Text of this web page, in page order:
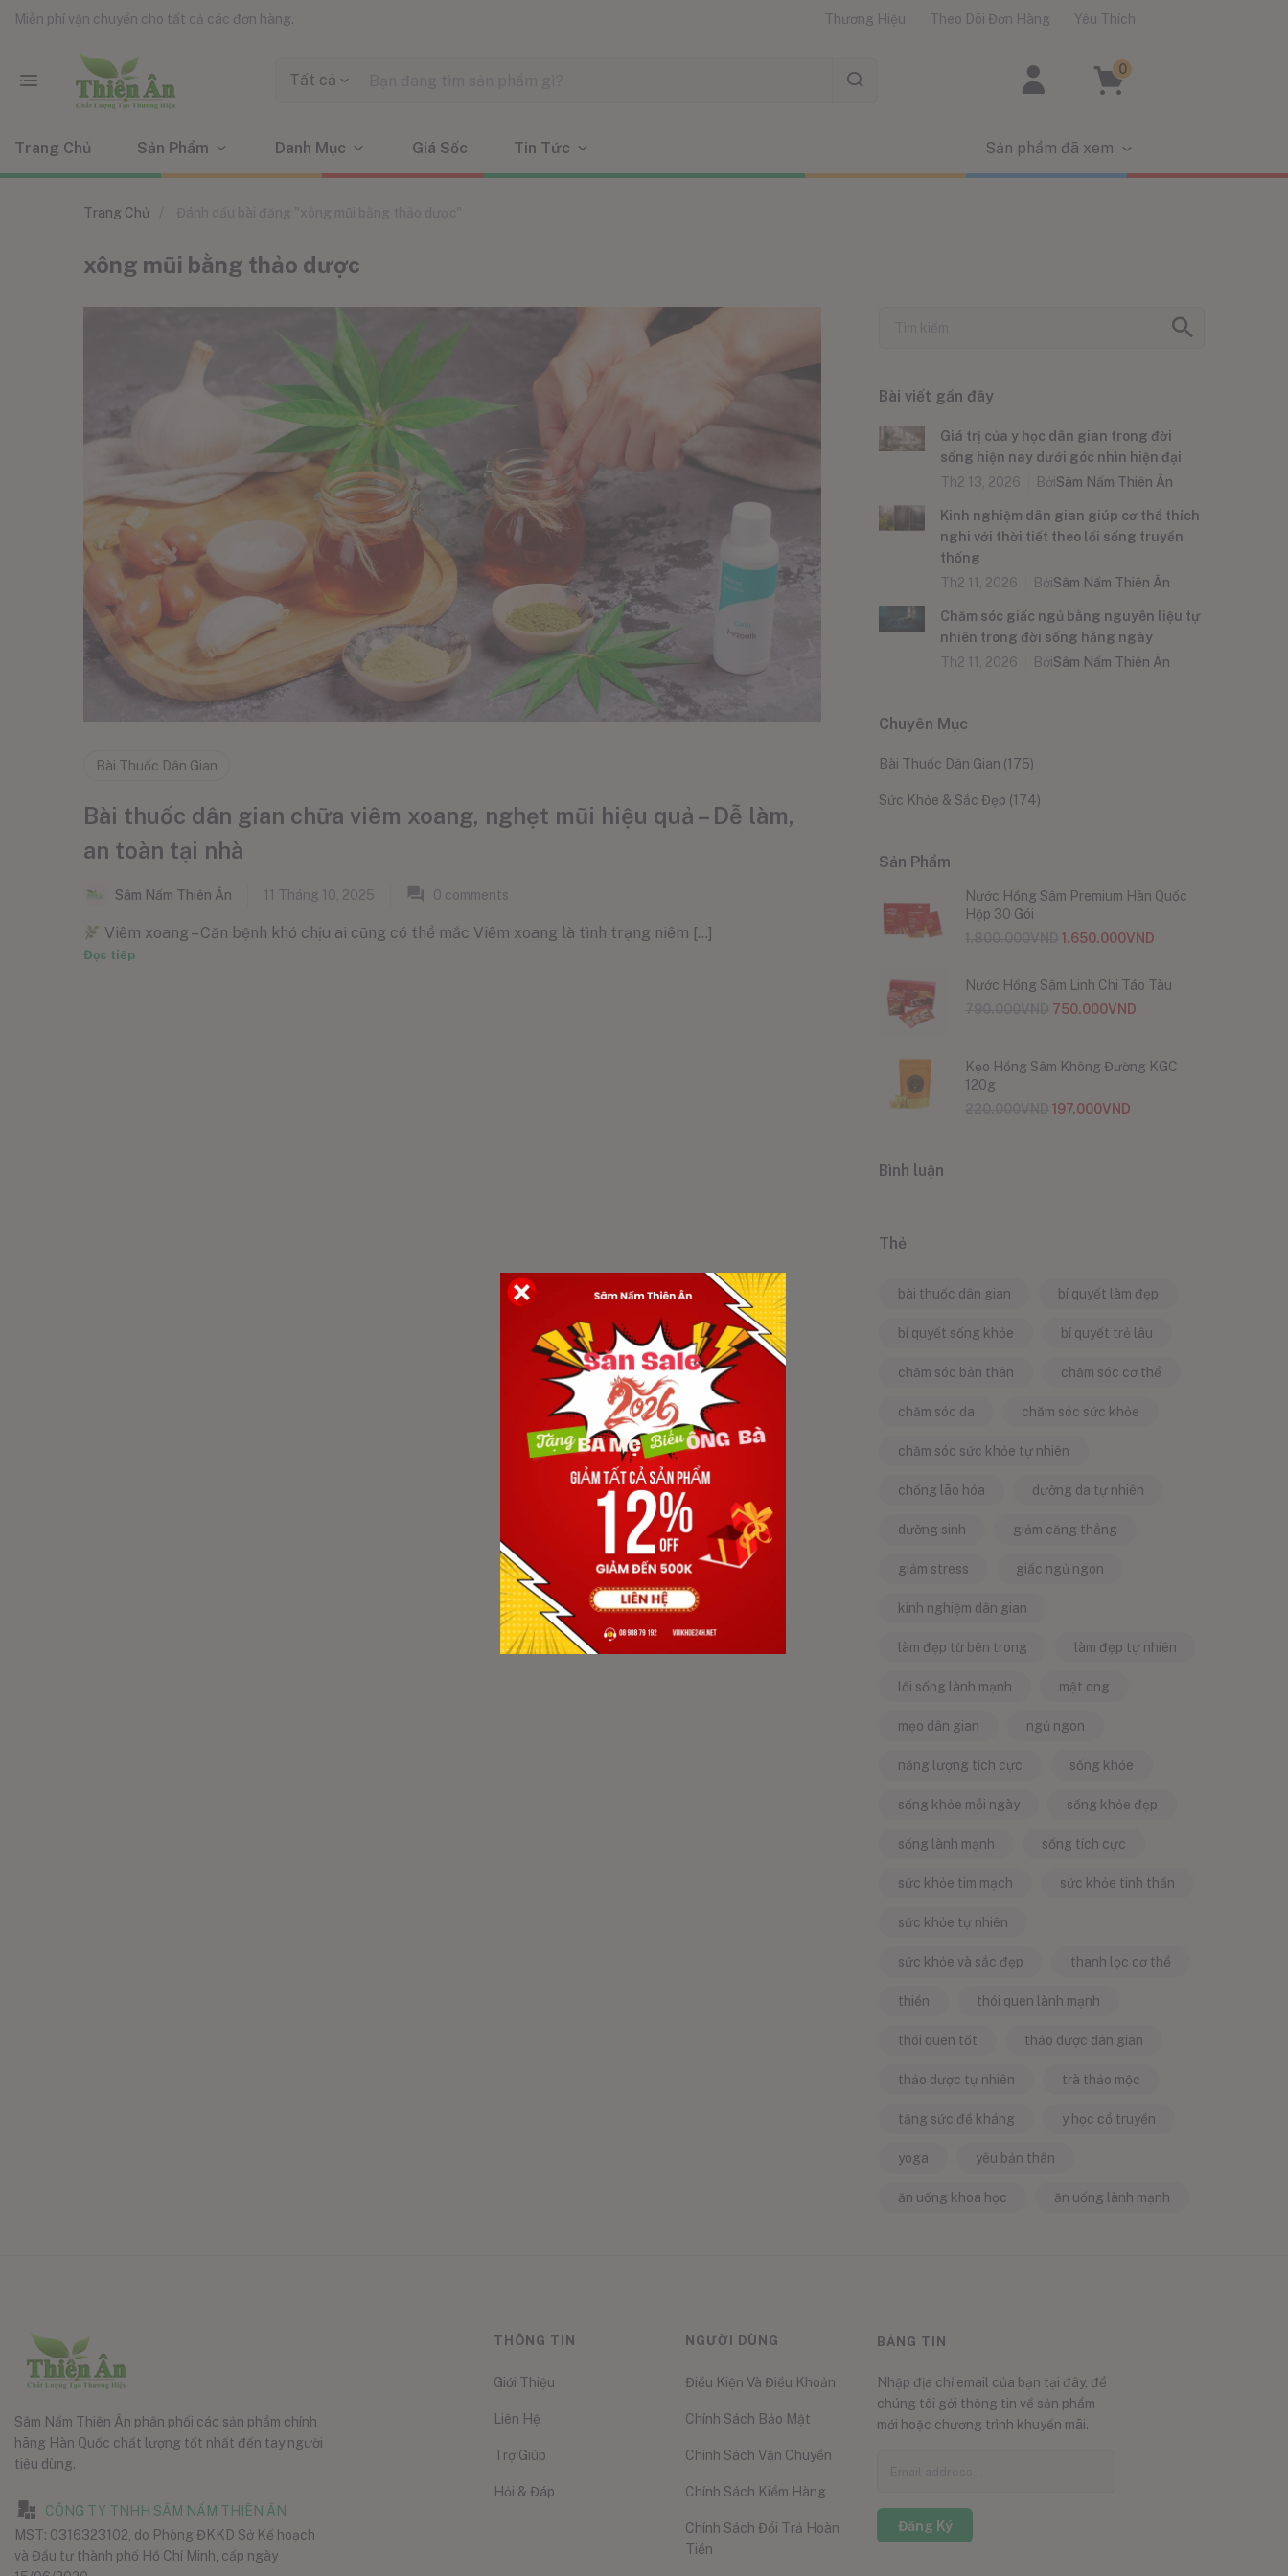
Miễn phí vận chuyển cho tất cả các đơn hàng. Thương Hiệu Theo Dõi Đơn Hàng Yêu Thích
Tất cả
0
Trang Chủ Sản Phẩm Danh Mục Giá Sốc Tin Tức Sản phẩm đã xem
Trang Chủ
xông mũi bằng thảo dược
Bài Thuốc Dân Gian
Bài thuốc dân gian chữa viêm xoang, nghẹt mũi hiệu quả – Dễ làm,
an toàn tại nhà
Sâm Nấm Thiên Ân 11 Tháng 10, 2025 0 comments
Viêm xoang – Căn bệnh khó chịu ai cũng có thể mắc Viêm xoang là tình trạng niêm [...]
Đọc tiếp
Bài viết gần đây
Giá trị của y học dân gian trong đời
sống hiện nay dưới góc nhìn hiện đại
Th2 13, 2026
BởiSâm Nấm Thiên Ân
Kinh nghiệm dân gian giúp cơ thể thích
nghi với thời tiết theo lối sống truyền
thống
Th2 11, 2026
BởiSâm Nấm Thiên Ân
Chăm sóc giấc ngủ bằng nguyên liệu tự
nhiên trong đời sống hằng ngày
Th2 11, 2026
BởiSâm Nấm Thiên Ân
Chuyên Mục
Bài Thuốc Dân Gian (175)
Sức Khỏe & Sắc Đẹp (174)
Sản Phẩm
Nước Hồng Sâm Premium Hàn Quốc
Hộp 30 Gói
1.650.000VND
Nước Hồng Sâm Linh Chi Táo Tàu
750.000VND
Kẹo Hồng Sâm Không Đường KGC
120g
197.000VND
Bình luận
Thẻ
bài thuốc dân gian bí quyết làm đẹp
bí quyết sống khỏe bí quyết trẻ lâu
chăm sóc bản thân chăm sóc cơ thể
chăm sóc da chăm sóc sức khỏe
chăm sóc sức khỏe tự nhiên
chống lão hóa dưỡng da tự nhiên
dưỡng sinh giảm căng thẳng
giảm stress giấc ngủ ngon
kinh nghiệm dân gian
làm đẹp từ bên trong làm đẹp tự nhiên
lối sống lành mạnh mật ong
mẹo dân gian ngủ ngon
năng lượng tích cực sống khỏe
sống khỏe mỗi ngày sống khỏe đẹp
sống lành mạnh sống tích cực
sức khỏe tim mạch sức khỏe tinh thần
sức khỏe tự nhiên
sức khỏe và sắc đẹp thanh lọc cơ thể
thiền thói quen lành mạnh
thói quen tốt thảo dược dân gian
thảo dược tự nhiên trà thảo mộc
tăng sức đề kháng y học cổ truyền
yoga yêu bản thân
ăn uống khoa học ăn uống lành mạnh
Sâm Nấm Thiên Ân phân phối các sản phẩm chính
hãng Hàn Quốc chất lượng tốt nhất đến tay người
tiêu dùng.
CÔNG TY TNHH SÂM NẤM THIÊN ÂN
MST: 0316323102, do Phòng ĐKKD Sở Kế hoạch
và Đầu tư thành phố Hồ Chí Minh, cấp ngày
THÔNG TIN
Giới Thiệu
Liên Hệ
Trợ Giúp
Hỏi & Đáp
NGƯỜI DÙNG
Điều Kiện Và Điều Khoản
Chính Sách Bảo Mật
Chính Sách Vận Chuyển
Chính Sách Kiểm Hàng
Chính Sách Đổi Trả Hoàn
Tiền
BẢNG TIN
Nhập địa chỉ email của bạn tại đây, để
chúng tôi gởi thông tin về sản phẩm
mới hoặc chương trình khuyến mãi.
Đăng Ký